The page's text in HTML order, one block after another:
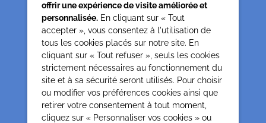
Siège associatif
62 rue de la glacière
75013 Paris
0142850804
contact@cesap.asso.fr
Cesap Formation
offrir une expérience de visite améliorée et
personnalisée. En cliquant sur « Tout
accepter », vous consentez à l'utilisation de
tous les cookies placés sur notre site. En
cliquant sur « Tout refuser », seuls les cookies
strictement nécessaires au fonctionnement du
site et à sa sécurité seront utilisés. Pour choisir
ou modifier vos préférences cookies ainsi que
retirer votre consentement à tout moment,
cliquez sur « Personnaliser vos cookies » ou